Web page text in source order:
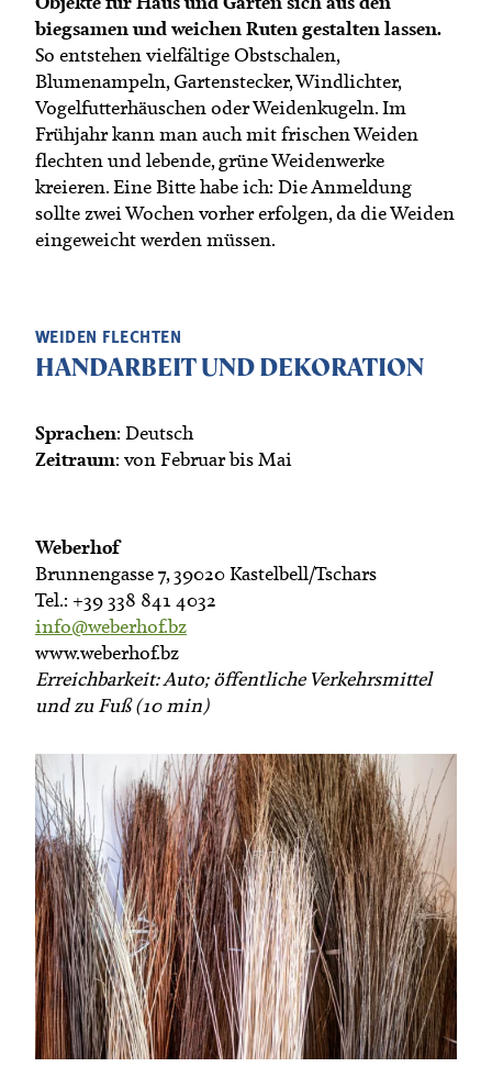
Mitgliedschaft
Landessekretariat
Bäuerliche Buffets
Hofgeschichten
biegsamen und weichen Ruten gestalten lassen.
So entstehen vielfältige Obstschalen,
Blumenampeln, Gartenstecker, Windlichter,
Vogelfutterhäuschen oder Weidenkugeln. Im
Frühjahr kann man auch mit frischen Weiden
flechten und lebende, grüne Weidenwerke
kreieren. Eine Bitte habe ich: Die Anmeldung
sollte zwei Wochen vorher erfolgen, da die Weiden
eingeweicht werden müssen.
WEIDEN FLECHTEN
HANDARBEIT UND DEKORATION
Sprachen: Deutsch
Zeitraum: von Februar bis Mai
Weberhof
Brunnengasse 7, 39020 Kastelbell/Tschars
Tel.: +39 338 841 4032
info@weberhof.bz
www.weberhof.bz
Erreichbarkeit: Auto; öffentliche Verkehrsmittel
und zu Fuß (10 min)